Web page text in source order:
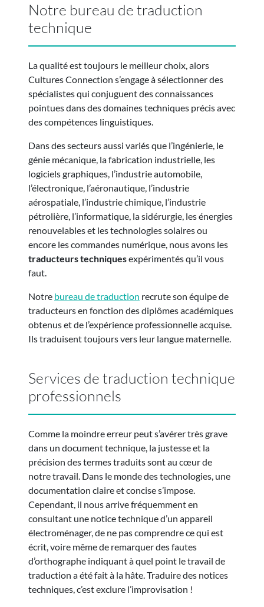
Notre bureau de traduction
technique
La qualité est toujours le meilleur choix, alors
Cultures Connection s’engage à sélectionner des
spécialistes qui conjuguent des connaissances
pointues dans des domaines techniques précis avec
des compétences linguistiques.
Dans des secteurs aussi variés que l’ingénierie, le
génie mécanique, la fabrication industrielle, les
logiciels graphiques, l’industrie automobile,
l’électronique, l’aéronautique, l’industrie
aérospatiale, l’industrie chimique, l’industrie
pétrolière, l’informatique, la sidérurgie, les énergies
renouvelables et les technologies solaires ou
encore les commandes numérique, nous avons les
traducteurs techniquesexpérimentés qu’il vous
faut.
Notre bureau de traduction recrute son équipe de
traducteurs en fonction des diplômes académiques
obtenus et de l’expérience professionnelle acquise.
Ils traduisent toujours vers leur langue maternelle.
Services de traduction technique
professionnels
Comme la moindre erreur peut s’avérer très grave
dans un document technique, la justesse et la
précision des termes traduits sont au cœur de
notre travail. Dans le monde des technologies, une
documentation claire et concise s’impose.
Cependant, il nous arrive fréquemment en
consultant une notice technique d’un appareil
électroménager, de ne pas comprendre ce qui est
écrit, voire même de remarquer des fautes
d’orthographe indiquant à quel point le travail de
traduction a été fait à la hâte. Traduire des notices
techniques, c’est exclure l’improvisation !